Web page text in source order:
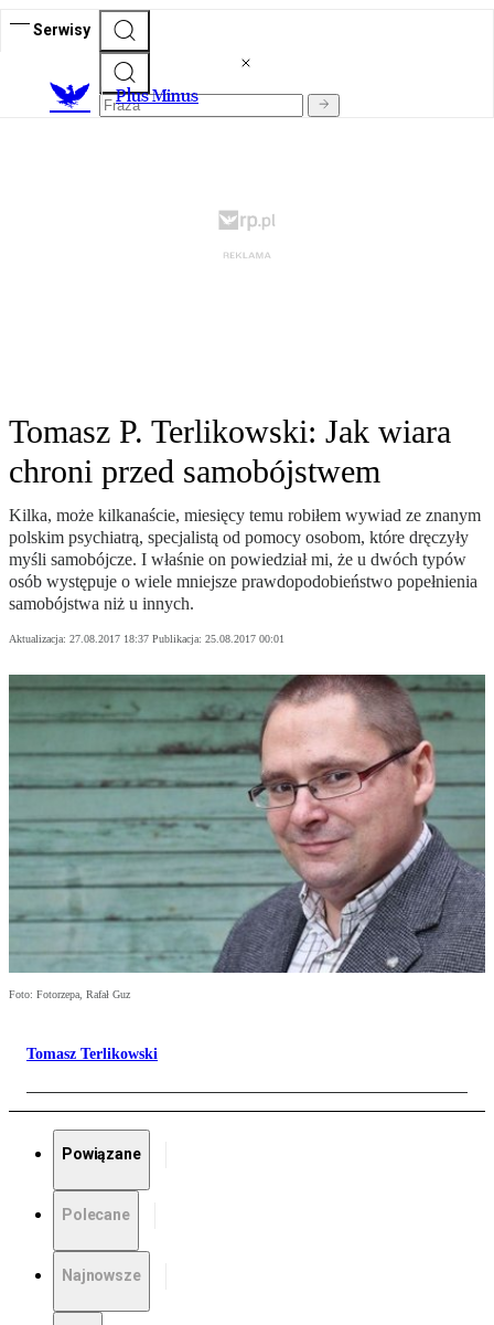
Serwisy
Plus Minus
Tomasz P. Terlikowski: Jak wiara
chroni przed samobójstwem
Kilka, może kilkanaście, miesięcy temu robiłem wywiad ze znanym
polskim psychiatrą, specjalistą od pomocy osobom, które dręczyły
myśli samobójcze. I właśnie on powiedział mi, że u dwóch typów
osób występuje o wiele mniejsze prawdopodobieństwo popełnienia
samobójstwa niż u innych.
Aktualizacja: 27.08.2017 18:37 Publikacja: 25.08.2017 00:01
Foto: Fotorzepa, Rafał Guz
Tomasz Terlikowski
Powiązane
Polecane
Najnowsze